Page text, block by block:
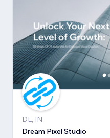
DL, IN
Dream Pixel Studio